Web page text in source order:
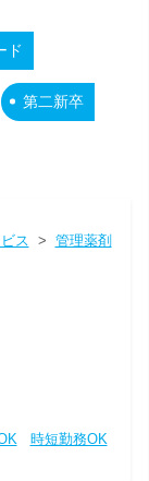
ド
第二新卒
ス > 管理薬剤
時短勤務OK